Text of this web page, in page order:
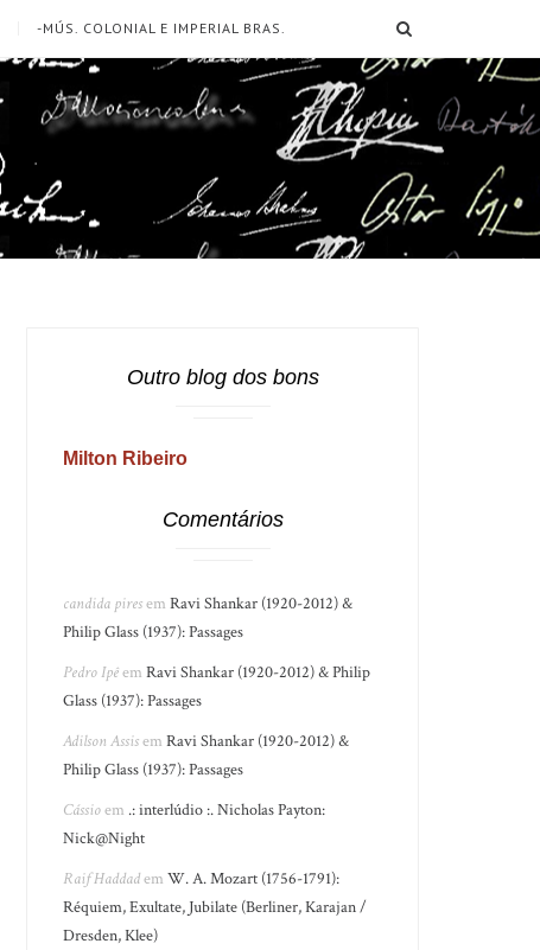
-MÚS. COLONIAL E IMPERIAL BRAS.
Outro blog dos bons
Milton Ribeiro
Comentários
candida piresemRavi Shankar (1920-2012) &
Philip Glass (1937): Passages
Pedro IpêemRavi Shankar (1920-2012) & Philip
Glass (1937): Passages
Adilson AssisemRavi Shankar (1920-2012) &
Philip Glass (1937): Passages
Cássioem .: interlúdio :. Nicholas Payton:
Nick@Night
Raif HaddademW. A. Mozart (1756-1791):
Réquiem, Exultate, Jubilate (Berliner, Karajan /
Dresden, Klee)